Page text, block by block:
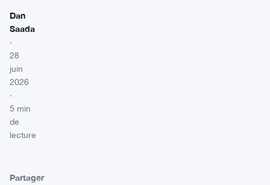
Dan
Saada
·
28
juin
2026
·
5 min
de
lecture
Partager